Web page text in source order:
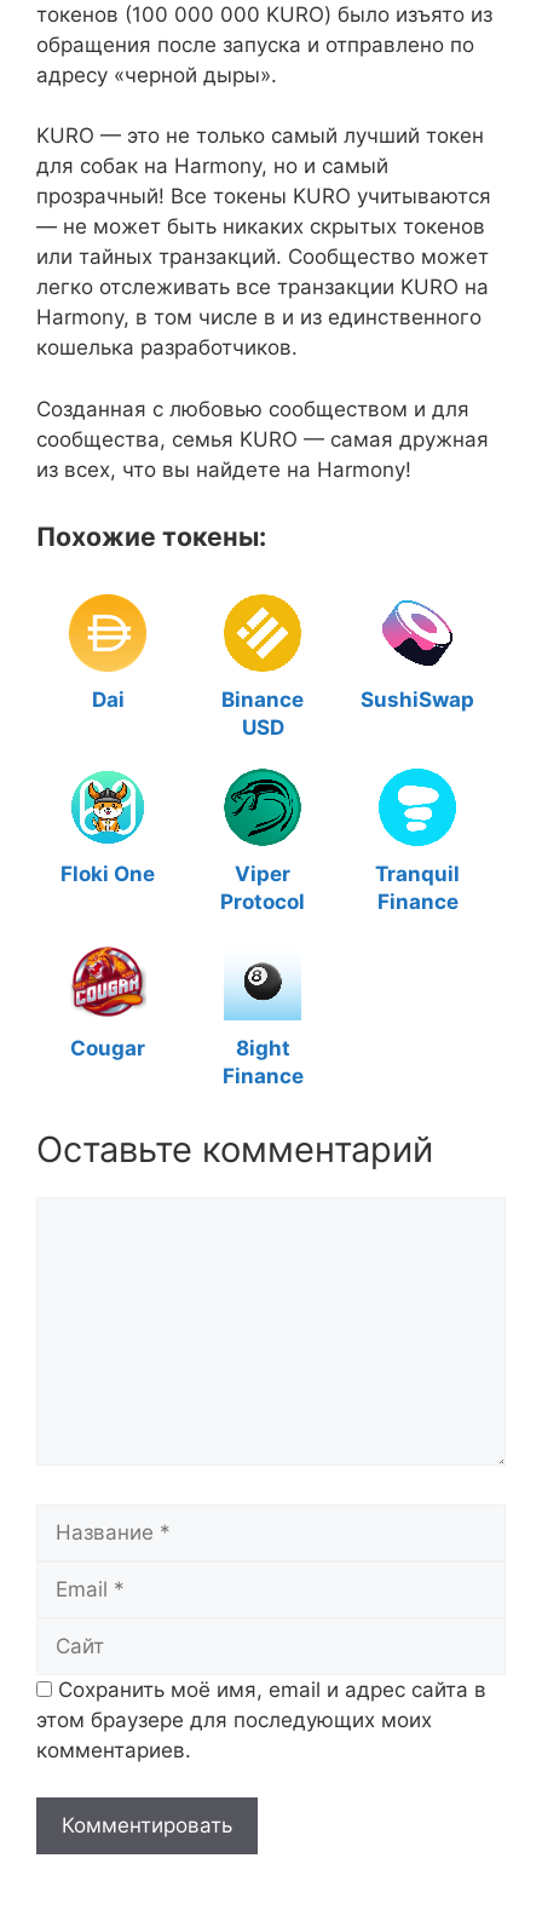
токенов (100 000 000 KURO) было изъято из
обращения после запуска и отправлено по
адресу «черной дыры».
KURO — это не только самый лучший токен
для собак на Harmony, но и самый
прозрачный! Все токены KURO учитываются
— не может быть никаких скрытых токенов
или тайных транзакций. Сообщество может
легко отслеживать все транзакции KURO на
Harmony, в том числе в и из единственного
кошелька разработчиков.
Созданная с любовью сообществом и для
сообщества, семья KURO — самая дружная
из всех, что вы найдете на Harmony!
Похожие токены:
Dai
Binance
USD
SushiSwap
Floki One
Viper
Protocol
Tranquil
Finance
Cougar
8ight
Finance
Оставьте комментарий
Название
Email
Сайт
Сохранить моё имя, email и адрес сайта в
этом браузере для последующих моих
комментариев.